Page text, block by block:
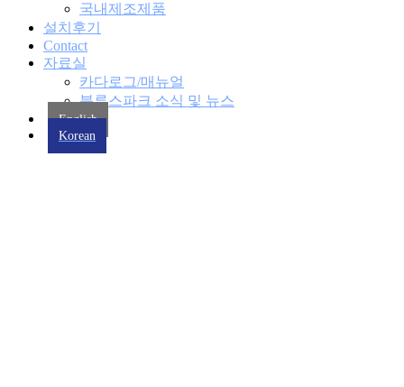
국내제조제품
설치후기
Contact
자료실
카다로그/매뉴얼
블루스파크 소식 및 뉴스
English
Korean